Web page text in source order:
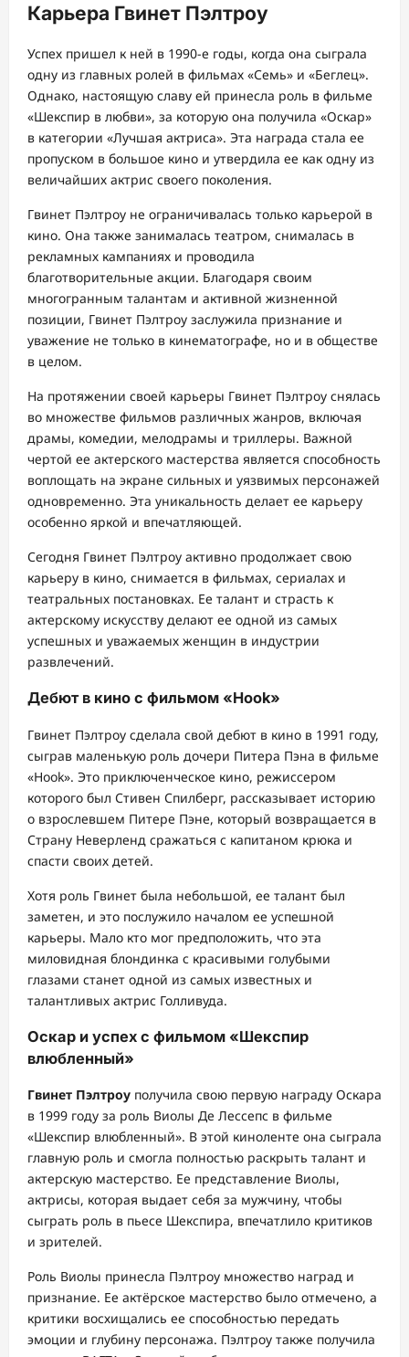
Карьера Гвинет Пэлтроу
Успех пришел к ней в 1990-е годы, когда она сыграла
одну из главных ролей в фильмах «Семь» и «Беглец».
Однако, настоящую славу ей принесла роль в фильме
«Шекспир в любви», за которую она получила «Оскар»
в категории «Лучшая актриса». Эта награда стала ее
пропуском в большое кино и утвердила ее как одну из
величайших актрис своего поколения.
Гвинет Пэлтроу не ограничивалась только карьерой в
кино. Она также занималась театром, снималась в
рекламных кампаниях и проводила
благотворительные акции. Благодаря своим
многогранным талантам и активной жизненной
позиции, Гвинет Пэлтроу заслужила признание и
уважение не только в кинематографе, но и в обществе
в целом.
На протяжении своей карьеры Гвинет Пэлтроу снялась
во множестве фильмов различных жанров, включая
драмы, комедии, мелодрамы и триллеры. Важной
чертой ее актерского мастерства является способность
воплощать на экране сильных и уязвимых персонажей
одновременно. Эта уникальность делает ее карьеру
особенно яркой и впечатляющей.
Сегодня Гвинет Пэлтроу активно продолжает свою
карьеру в кино, снимается в фильмах, сериалах и
театральных постановках. Ее талант и страсть к
актерскому искусству делают ее одной из самых
успешных и уважаемых женщин в индустрии
развлечений.
Дебют в кино с фильмом «Hook»
Гвинет Пэлтроу сделала свой дебют в кино в 1991 году,
сыграв маленькую роль дочери Питера Пэна в фильме
«Hook». Это приключенческое кино, режиссером
которого был Стивен Спилберг, рассказывает историю
о взрослевшем Питере Пэне, который возвращается в
Страну Неверленд сражаться с капитаном крюка и
спасти своих детей.
Хотя роль Гвинет была небольшой, ее талант был
заметен, и это послужило началом ее успешной
карьеры. Мало кто мог предположить, что эта
миловидная блондинка с красивыми голубыми
глазами станет одной из самых известных и
талантливых актрис Голливуда.
Оскар и успех с фильмом «Шекспир
влюбленный»
Гвинет Пэлтроу получила свою первую награду Оскара
в 1999 году за роль Виолы Де Лессепс в фильме
«Шекспир влюбленный». В этой киноленте она сыграла
главную роль и смогла полностью раскрыть талант и
актерскую мастерство. Ее представление Виолы,
актрисы, которая выдает себя за мужчину, чтобы
сыграть роль в пьесе Шекспира, впечатлило критиков
и зрителей.
Роль Виолы принесла Пэлтроу множество наград и
признание. Ее актёрское мастерство было отмечено, а
критики восхищались ее способностью передать
эмоции и глубину персонажа. Пэлтроу также получила